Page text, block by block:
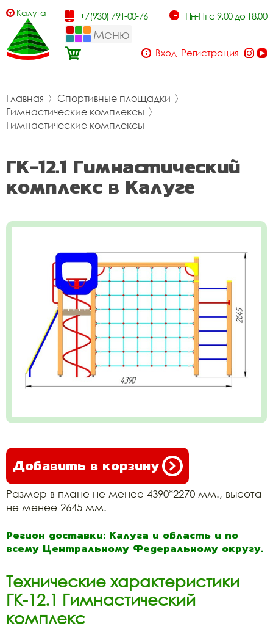
Калуга +7(930) 791-00-76 Пн-Пт с 9.00 до 18.00
Меню
Вход Регистрация
Главная 〉 Спортивные площадки 〉
Гимнастические комплексы 〉
Гимнастические комплексы
ГК-12.1 Гимнастический
комплекс в Калуге
Добавить в корзину
Размер в плане не менее 4390*2270 мм., высота
не менее 2645 мм.
Регион доставки: Калуга и область и по
всему Центральному Федеральному округу.
Технические характеристики
ГК-12.1 Гимнастический
комплекс